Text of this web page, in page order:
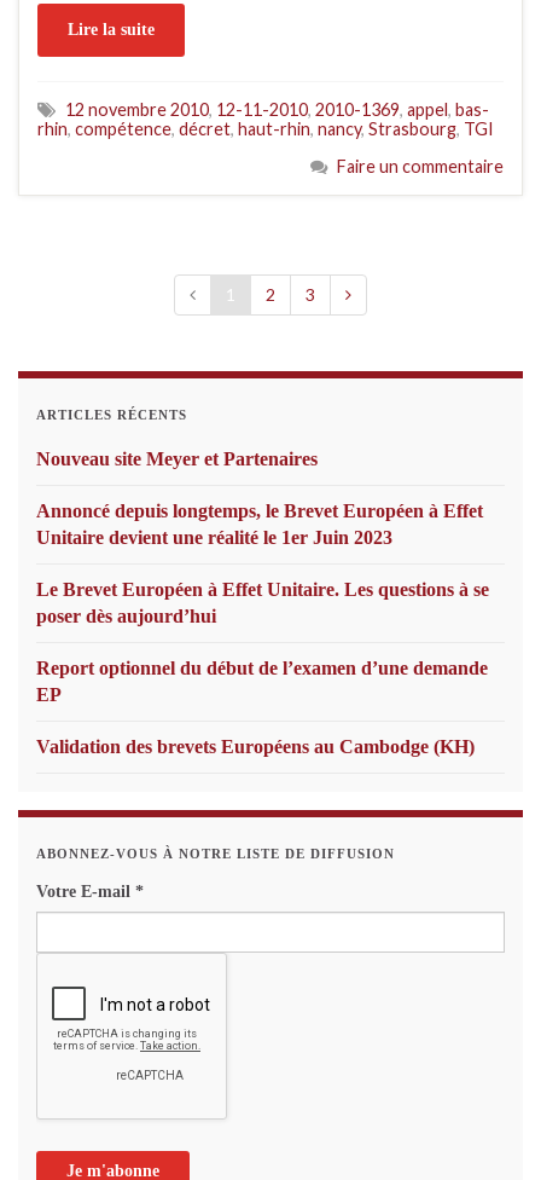
Lire la suite
12 novembre 2010, 12-11-2010, 2010-1369, appel, bas-
rhin, compétence, décret, haut-rhin, nancy, Strasbourg, TGI
Faire un commentaire
1 2 3
ARTICLES RÉCENTS
Nouveau site Meyer et Partenaires
Annoncé depuis longtemps, le Brevet Européen à Effet
Unitaire devient une réalité le 1er Juin 2023
Le Brevet Européen à Effet Unitaire. Les questions à se
poser dès aujourd’hui
Report optionnel du début de l’examen d’une demande
EP
Validation des brevets Européens au Cambodge (KH)
ABONNEZ-VOUS À NOTRE LISTE DE DIFFUSION
Votre E-mail *